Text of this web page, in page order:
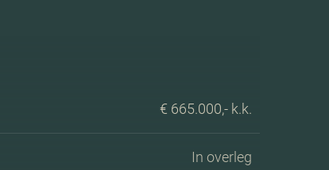
€ 665.000,- k.k.
In overleg